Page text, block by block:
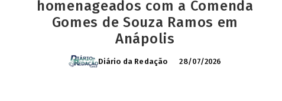
homenageados com a Comenda
Gomes de Souza Ramos em
Anápolis
Diário da Redação 28/07/2026